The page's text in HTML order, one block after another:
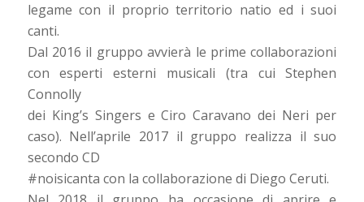
legame con il proprio territorio natio ed i suoi
canti.
Dal 2016 il gruppo avvierà le prime collaborazioni
con esperti esterni musicali (tra cui Stephen
Connolly
dei King’s Singers e Ciro Caravano dei Neri per
caso). Nell’aprile 2017 il gruppo realizza il suo
secondo CD
#noisicanta con la collaborazione di Diego Ceruti.